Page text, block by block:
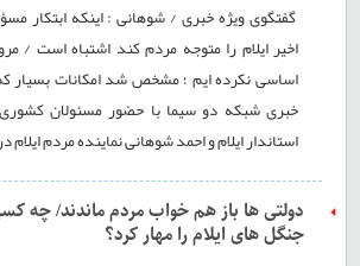
گفتگوی ویژه خبری / شوهانی : اینکه ابتکار
اخیر ایلام را متوجه مردم کند اشتباه است /
اساسی نکرده ایم ؛ مشخص شد امکانات بسیار
خبری شبکه دو سیما با حضور مسئولان
استاندار ایلام و احمد شوهانی نماینده مردم
دولتی ها باز هم خواب مردم ماندند/ چه
جنگل های ایلام را مهار کرد؟